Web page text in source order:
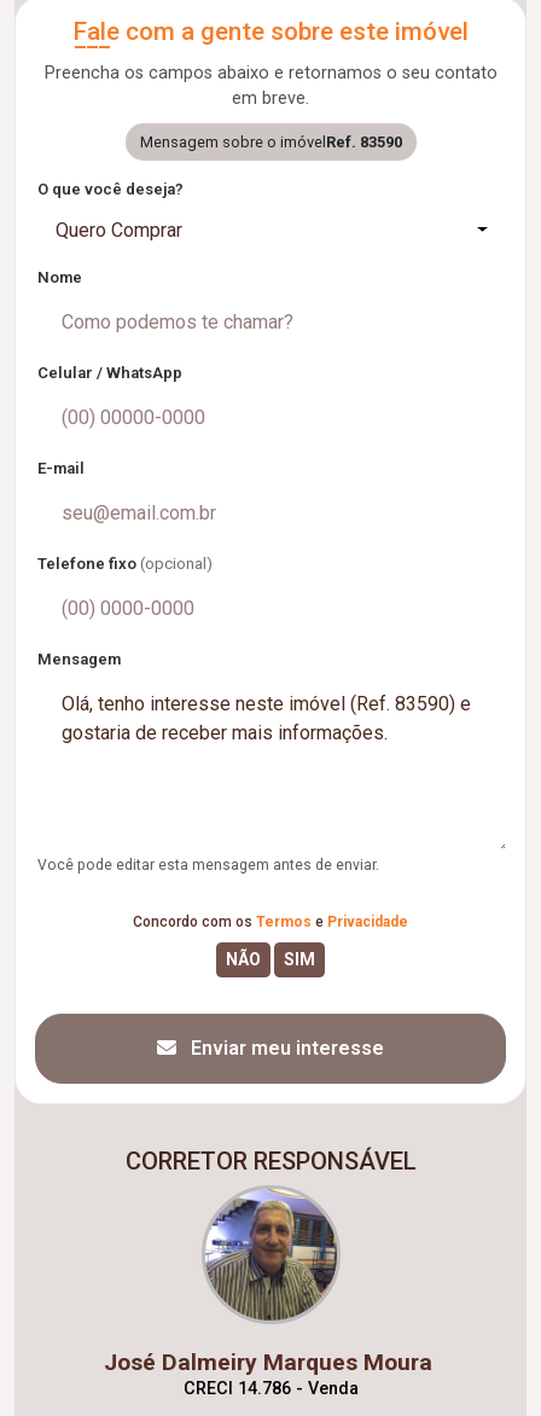
Fale com a gente sobre este imóvel
Preencha os campos abaixo e retornamos o seu contato
em breve.
Mensagem sobre o imóvelRef. 83590
O que você deseja?
Quero Comprar
Nome
Celular / WhatsApp
E-mail
Telefone fixo (opcional)
Mensagem
Você pode editar esta mensagem antes de enviar.
Concordo com os Termos e Privacidade
Enviar meu interesse
CORRETOR RESPONSÁVEL
José Dalmeiry Marques Moura
CRECI 14.786 - Venda